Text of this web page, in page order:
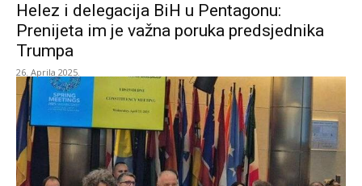
Helez i delegacija BiH u Pentagonu:
Prenijeta im je važna poruka predsjednika
Trumpa
26. Aprila 2025.